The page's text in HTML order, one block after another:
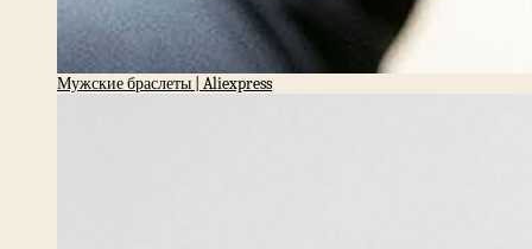
Мужские браслеты | Aliexpress